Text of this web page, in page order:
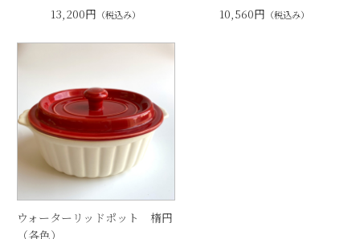
13,200円 （税込み）
10,560円 （税込み）
ウォーターリッドポット 楕円
（各色）